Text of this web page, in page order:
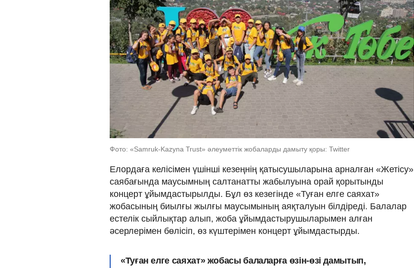
Фото: «Samruk-Kazyna Trust» әлеуметтік жобаларды дамыту қоры: Twitter
Елордаға келісімен үшінші кезеңнің қатысушыларына арналған «Жетісу»
саябағында маусымның салтанатты жабылуына орай қорытынды
концерт ұйымдастырылды. Бұл өз кезегінде «Туған елге саяxат»
жобасының биылғы жылғы маусымының аяқталуын білдіреді. Балалар
естелік сыйлықтар алып, жоба ұйымдастырушыларымен алған
әсерлерімен бөлісіп, өз күштерімен концерт ұйымдастырды.
«Туған елге саяxат» жобасы балаларға өзін-өзі дамытып,